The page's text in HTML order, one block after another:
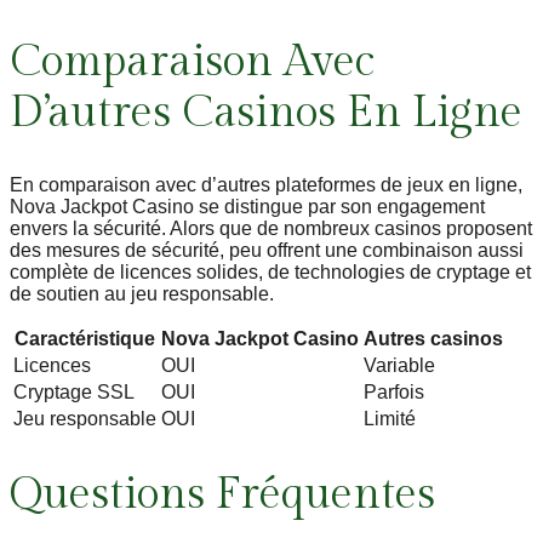
Comparaison Avec
D’autres Casinos En Ligne
En comparaison avec d’autres plateformes de jeux en ligne,
Nova Jackpot Casino se distingue par son engagement
envers la sécurité. Alors que de nombreux casinos proposent
des mesures de sécurité, peu offrent une combinaison aussi
complète de licences solides, de technologies de cryptage et
de soutien au jeu responsable.
Caractéristique Nova Jackpot Casino Autres casinos
Licences
OUI
Variable
Cryptage SSL
OUI
Parfois
Jeu responsable OUI Limité
Questions Fréquentes